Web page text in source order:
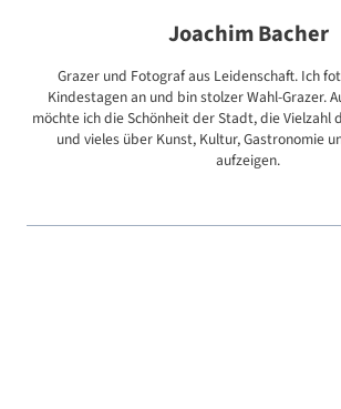
Joachim Bacher
Grazer und Fotograf aus Leidenschaft. Ich
Kindestagen an und bin stolzer Wahl-Grazer.
möchte ich die Schönheit der Stadt, die Vielzahl
und vieles über Kunst, Kultur, Gastronomie
aufzeigen.